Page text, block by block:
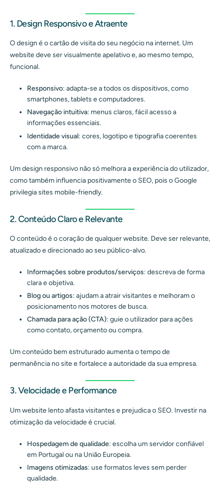
1. Design Responsivo e Atraente
O design é o cartão de visita do seu negócio na internet. Um
website deve ser visualmente apelativo e, ao mesmo tempo,
funcional.
Responsivo: adapta-se a todos os dispositivos, como
smartphones, tablets e computadores.
Navegação intuitiva: menus claros, fácil acesso a
informações essenciais.
Identidade visual: cores, logotipo e tipografia coerentes
com a marca.
Um design responsivo não só melhora a experiência do utilizador,
como também influencia positivamente o SEO, pois o Google
privilegia sites mobile-friendly.
2. Conteúdo Claro e Relevante
O conteúdo é o coração de qualquer website. Deve ser relevante,
atualizado e direcionado ao seu público-alvo.
Informações sobre produtos/serviços: descreva de forma
clara e objetiva.
Blog ou artigos: ajudam a atrair visitantes e melhoram o
posicionamento nos motores de busca.
Chamada para ação (CTA): guie o utilizador para ações
como contato, orçamento ou compra.
Um conteúdo bem estruturado aumenta o tempo de
permanência no site e fortalece a autoridade da sua empresa.
3. Velocidade e Performance
Um website lento afasta visitantes e prejudica o SEO. Investir na
otimização da velocidade é crucial.
Hospedagem de qualidade: escolha um servidor confiável
em Portugal ou na União Europeia.
Imagens otimizadas: use formatos leves sem perder
qualidade.